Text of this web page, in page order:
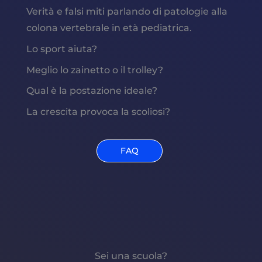
Verità e falsi miti parlando di patologie alla
colona vertebrale in età pediatrica.
Lo sport aiuta?
Meglio lo zainetto o il trolley?
Qual è la postazione ideale?
La crescita provoca la scoliosi?
FAQ
Sei una scuola?